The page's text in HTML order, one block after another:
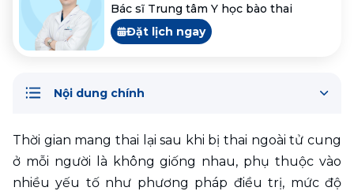
Bác sĩ Trung tâm Y học bào thai
Đặt lịch ngay
Nội dung chính
Thời gian mang thai lại sau khi bị thai ngoài tử cung
ở mỗi người là không giống nhau, phụ thuộc vào
nhiều yếu tố như phương pháp điều trị, mức độ